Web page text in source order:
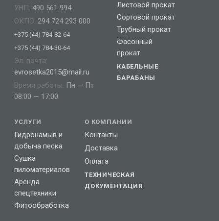
УНП: 490 561 994
ОКПО: 294 724 293 000
+375 (44) 784-82-64
+375 (44) 784-30-64
Эл. почта:
evrosetka2015@mail.ru
Время работы: Пн — Пт
08:00 — 17:00
Листовой прокат
Сортовой прокат
Трубный прокат
Фасонный
прокат
КАБЕЛЬНЫЕ
БАРАБАНЫ
УСЛУГИ
Гидронамыв и
добыча песка
Сушка
пиломатериалов
Аренда
спецтехники
Фитообработка
О КОМПАНИИ
Контакты
Доставка
Оплата
ТЕХНИЧЕСКАЯ
ДОКУМЕНТАЦИЯ